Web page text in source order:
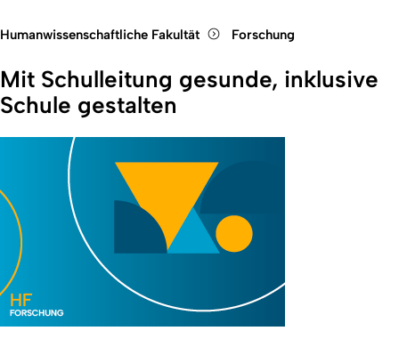
Humanwissenschaftliche Fakultät Forschung
Mit Schulleitung gesunde, inklusive
Schule gestalten